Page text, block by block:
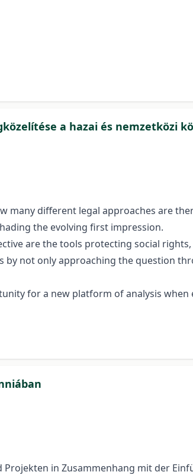
a hazai és nemzetközi
many different legal approaches are
the evolving first impression.
are the tools protecting social
not only approaching the question
for a new platform of analysis
in Zusammenhang mit der